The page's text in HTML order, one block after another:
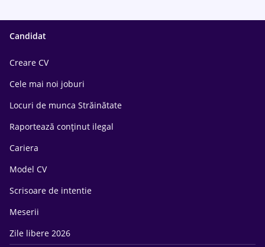
Candidat
Creare CV
Cele mai noi joburi
Locuri de munca Străinătate
Raportează conținut ilegal
Cariera
Model CV
Scrisoare de intentie
Meserii
Zile libere 2026